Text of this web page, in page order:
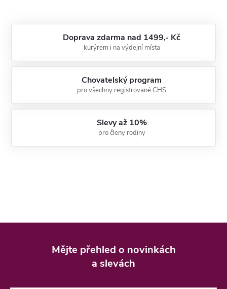
Doprava zdarma nad 1499,- Kč
kurýrem i na výdejní místa
Chovatelský program
pro všechny registrované CHS
Slevy až 10%
pro členy rodiny
Mějte přehled o novinkách
a slevách